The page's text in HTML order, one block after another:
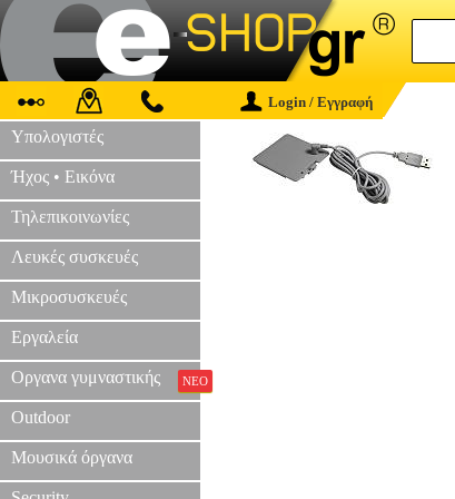
Login / Εγγραφή
Υπολογιστές
Ήχος • Εικόνα
Τηλεπικοινωνίες
Λευκές συσκευές
Μικροσυσκευές
Εργαλεία
Οργανα γυμναστικής ΝΕΟ
Outdoor
Μουσικά όργανα